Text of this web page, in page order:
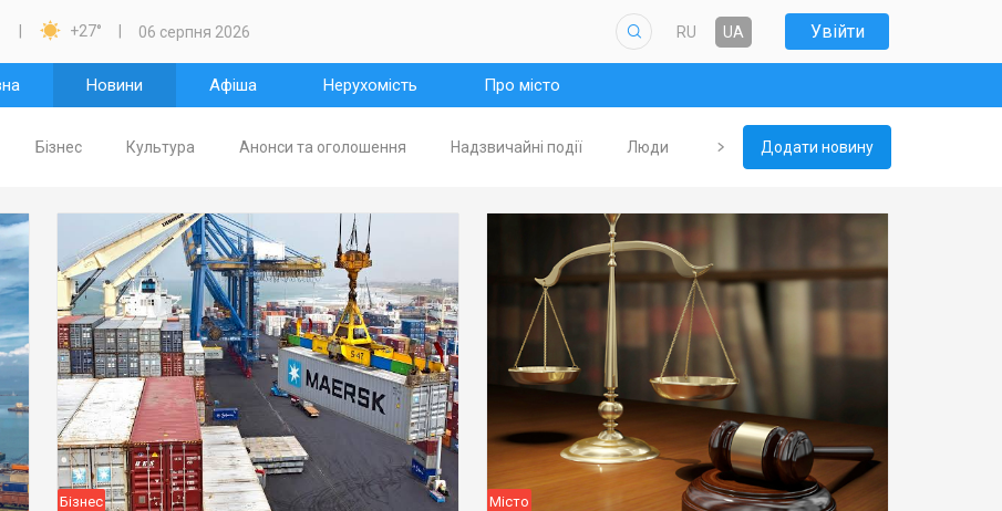
 +27° 06 серпня 2026 RU UA Увійти
Новини Афіша Нерухомість Про місто
Бізнес Культура Анонси та оголошення Надзвичайні події Люди Туризм KOKTEBEL JAZZ FESTIVAL
Додати новину
Бізнес Місто